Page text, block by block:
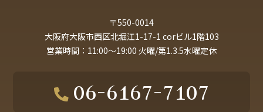
〒550-0014
大阪府大阪市西区北堀江1-17-1 corビル1階103
営業時間：11:00～19:00 火曜/第1.3.5水曜定休
06-6167-7107